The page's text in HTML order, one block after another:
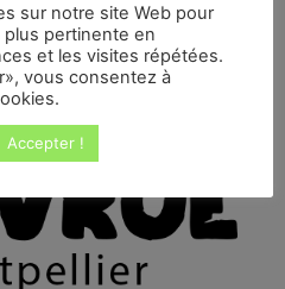
sur notre site Web pour
pertinente en
et les visites répétées.
vous consentez à
Accepter !